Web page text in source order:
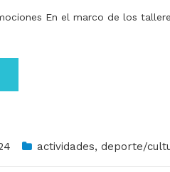
En el marco de los
actividades, deporte/